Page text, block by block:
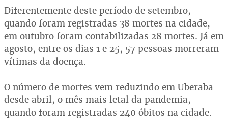
Diferentemente deste período de setembro,
quando foram registradas 38 mortes na cidade,
em outubro foram contabilizadas 28 mortes. Já em
agosto, entre os dias 1 e 25, 57 pessoas morreram
vítimas da doença.
O número de mortes vem reduzindo em Uberaba
desde abril, o mês mais letal da pandemia,
quando foram registradas 240 óbitos na cidade.